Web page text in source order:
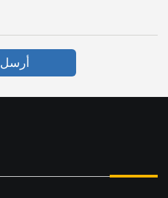
أرسل